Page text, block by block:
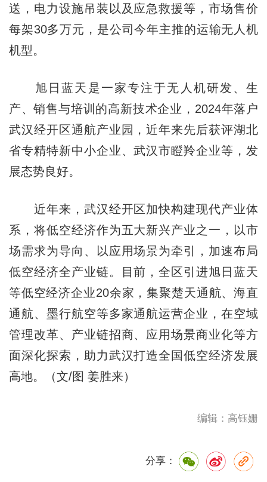
送，电力设施吊装以及应急救援等，市场售价
每架30多万元，是公司今年主推的运输无人机
机型。
旭日蓝天是一家专注于无人机研发、生
产、销售与培训的高新技术企业，2024年落户
武汉经开区通航产业园，近年来先后获评湖北
省专精特新中小企业、武汉市瞪羚企业等，发
展态势良好。
近年来，武汉经开区加快构建现代产业体
系，将低空经济作为五大新兴产业之一，以市
场需求为导向、以应用场景为牵引，加速布局
低空经济全产业链。目前，全区引进旭日蓝天
等低空经济企业20余家，集聚楚天通航、海直
通航、墨行航空等多家通航运营企业，在空域
管理改革、产业链招商、应用场景商业化等方
面深化探索，助力武汉打造全国低空经济发展
高地。（文/图 姜胜来）
编辑：高钰姗
分享：